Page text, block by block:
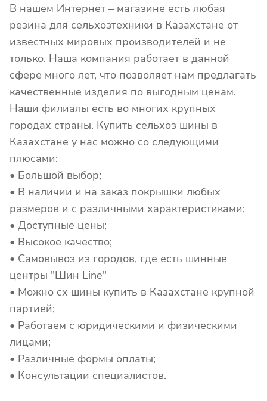
В нашем Интернет – магазине есть любая
резина для сельхозтехники в Казахстане от
известных мировых производителей и не
только. Наша компания работает в данной
сфере много лет, что позволяет нам предлагать
качественные изделия по выгодным ценам.
Наши филиалы есть во многих крупных
городах страны. Купить сельхоз шины в
Казахстане у нас можно со следующими
плюсами:
• Большой выбор;
• В наличии и на заказ покрышки любых
размеров и с различными характеристиками;
• Доступные цены;
• Высокое качество;
• Самовывоз из городов, где есть шинные
центры "Шин Line"
• Можно сх шины купить в Казахстане крупной
партией;
• Работаем с юридическими и физическими
лицами;
• Различные формы оплаты;
• Консультации специалистов.